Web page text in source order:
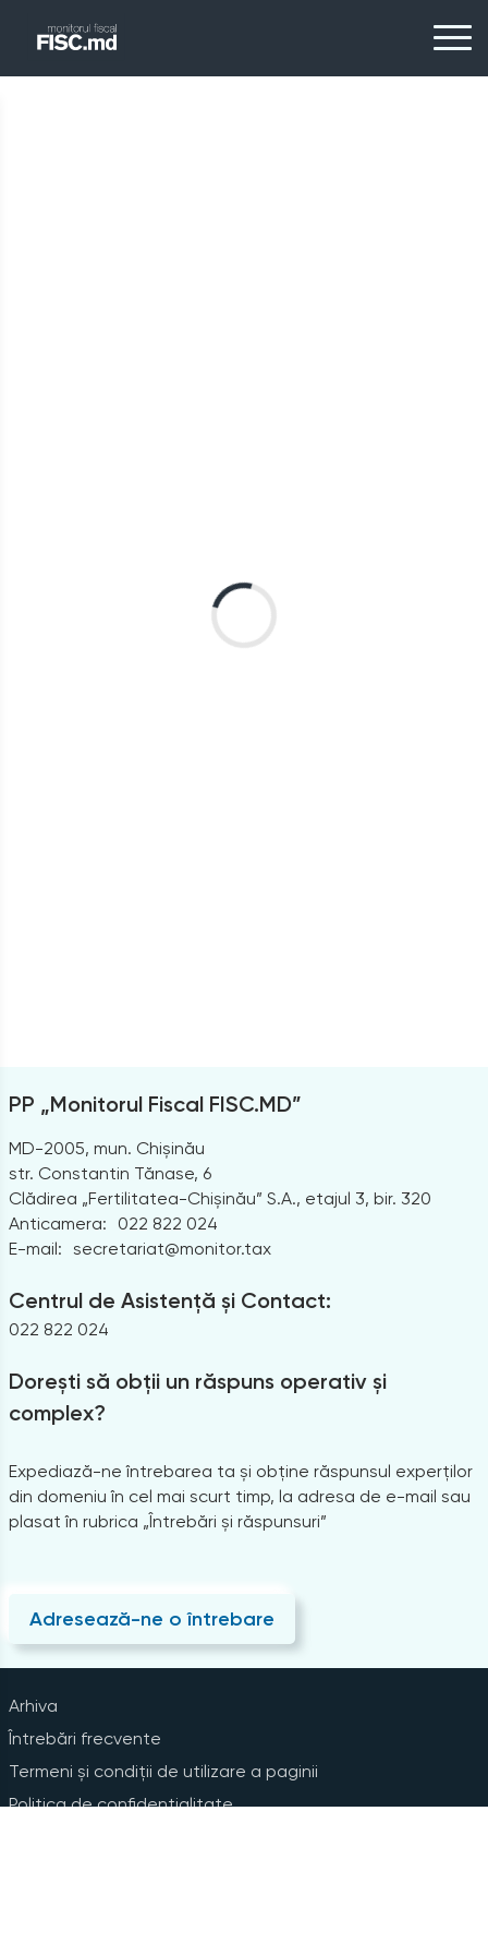
PP „Monitorul Fiscal FISC.MD”
MD-2005, mun. Chișinău
str. Constantin Tănase, 6
Clădirea „Fertilitatea-Chișinău” S.A., etajul 3, bir. 320
Anticamera:
022 822 024
E-mail: secretariat@monitor.tax
Centrul de Asistență și Contact:
022 822 024
Dorești să obții un răspuns operativ și
complex?
Expediază-ne întrebarea ta și obține răspunsul experților
din domeniu în cel mai scurt timp, la adresa de e-mail sau
plasat în rubrica „Întrebări și răspunsuri”
Adresează-ne o întrebare
Arhiva
Întrebări frecvente
Termeni și condiții de utilizare a paginii
Politica de confidențialitate